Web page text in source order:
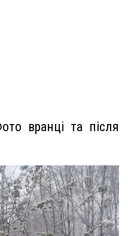
вранці та після